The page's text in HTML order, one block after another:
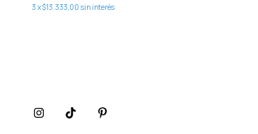
3 x$13.333,00 sin interés